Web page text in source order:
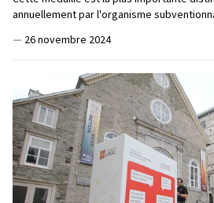
annuellement par l'organisme
— 26 novembre 2024